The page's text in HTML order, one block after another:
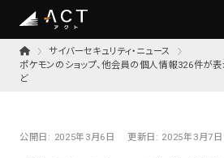
サイバーセキュリティ・ニュース
ポケモンのショップ、他会員の個人情報326件
ど
公開日: 2025年3月6日 更新日: 2025年3月7日